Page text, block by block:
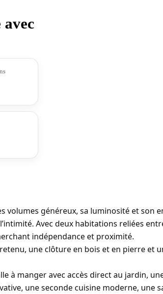
volumes généreux, sa luminosité et son
Avec deux habitations reliées
indépendance et proximité.
une clôture en bois et en pierre et
à manger avec accès direct au jardin,
une seconde cuisine moderne, une